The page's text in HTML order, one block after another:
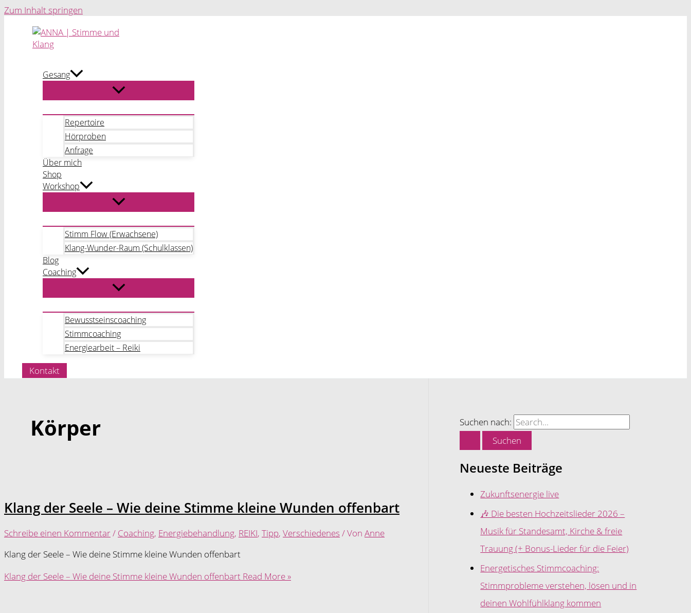
Zum Inhalt springen
Gesang
Repertoire
Hörproben
Anfrage
Über mich
Shop
Workshop
Stimm Flow (Erwachsene)
Klang-Wunder-Raum (Schulklassen)
Blog
Coaching
Bewusstseinscoaching
Stimmcoaching
Energiearbeit – Reiki
Kontakt
Körper
Klang der Seele – Wie deine Stimme kleine Wunden offenbart
Schreibe einen Kommentar/ Coaching, Energiebehandlung, REIKI, Tipp, Verschiedenes / Von Anne
Klang der Seele – Wie deine Stimme kleine Wunden offenbart
Klang der Seele – Wie deine Stimme kleine Wunden offenbart Read More »
Suchen nach:
Neueste Beiträge
Zukunftsenergie live
🎶 Die besten Hochzeitslieder 2026 –
Musik für Standesamt, Kirche & freie
Trauung (+ Bonus-Lieder für die Feier)
Energetisches Stimmcoaching:
Stimmprobleme verstehen, lösen und in
deinen Wohlfühlklang kommen